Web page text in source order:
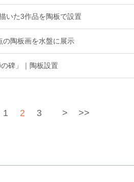
いた3作品を陶板で設置
の陶板画を水盤に展示
碑」｜陶板設置
1 2 3 > >>